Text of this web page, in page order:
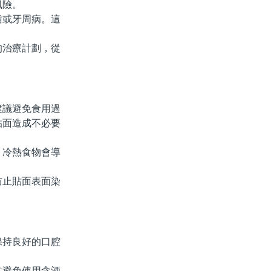
。
牙周病。這
療計劃，從
避免食用過
造成不必要
熱食物會導
貼面表面染
良好的口腔